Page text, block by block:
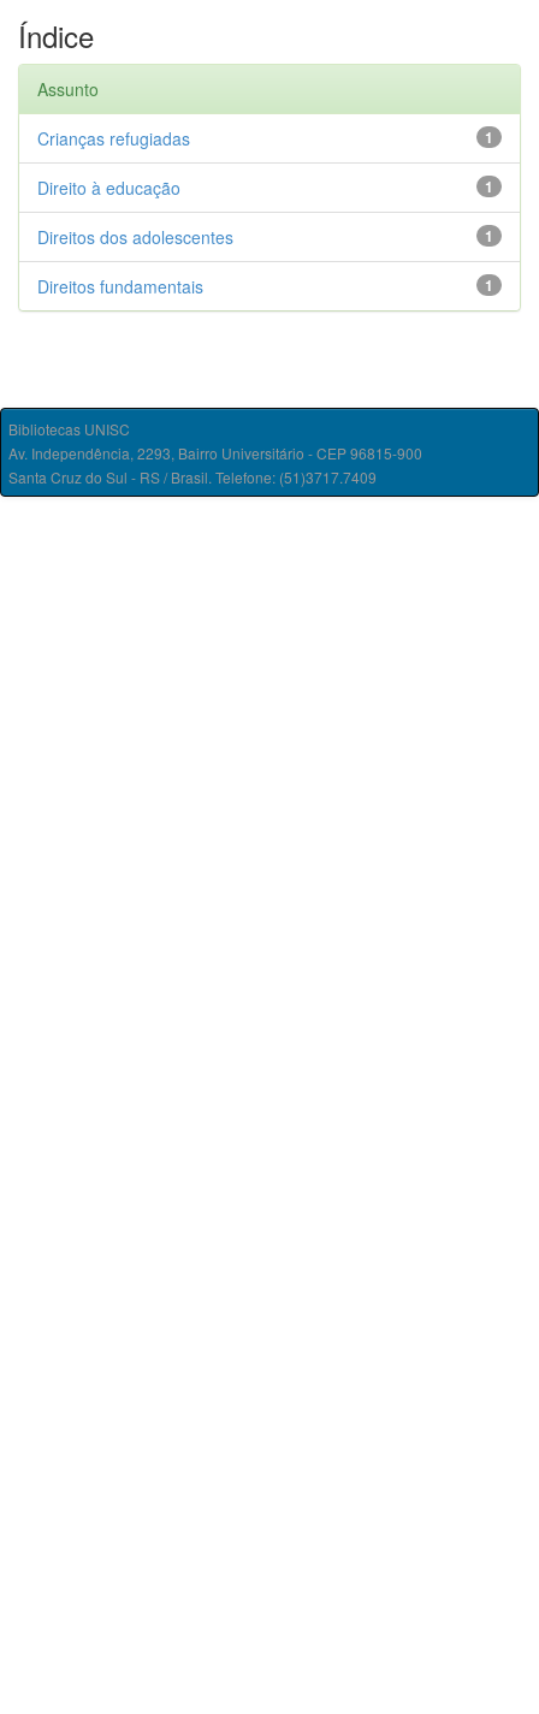
Índice
Assunto
1
Crianças refugiadas
1
Direito à educação
1
Direitos dos adolescentes
1
Direitos fundamentais
Bibliotecas UNISC
Av. Independência, 2293, Bairro Universitário - CEP 96815-900
Santa Cruz do Sul - RS / Brasil. Telefone: (51)3717.7409